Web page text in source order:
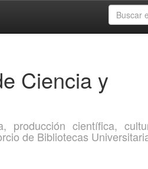
Ciencia y
producción científica,
de Bibliotecas